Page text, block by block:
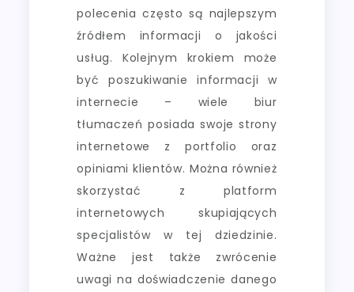
polecenia często są najlepszym
źródłem informacji o jakości
usług. Kolejnym krokiem może
być poszukiwanie informacji w
internecie – wiele biur
tłumaczeń posiada swoje strony
internetowe z portfolio oraz
opiniami klientów. Można również
skorzystać z platform
internetowych skupiających
specjalistów w tej dziedzinie.
Ważne jest także zwrócenie
uwagi na doświadczenie danego